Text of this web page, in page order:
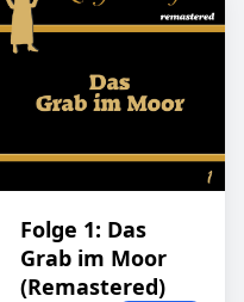
Folge 1: Das
Grab im Moor
(Remastered)